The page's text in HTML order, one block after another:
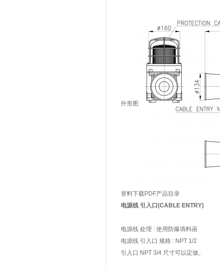
外形图
资料下载PDF产品目录
电源线 引入口(CABLE ENTRY)
电源线 处理 : 使用防爆填料函
电源线 引入口 规格 : NPT 1/2
引入口 NPT 3/4 尺寸可以定做。